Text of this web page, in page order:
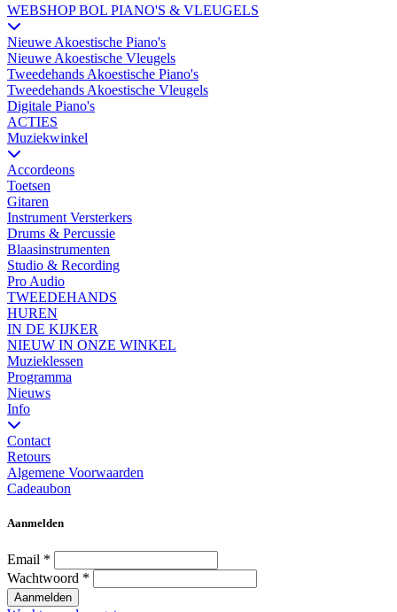
WEBSHOP BOL PIANO'S & VLEUGELS
Nieuwe Akoestische Piano's
Nieuwe Akoestische Vleugels
Tweedehands Akoestische Piano's
Tweedehands Akoestische Vleugels
Digitale Piano's
ACTIES
Muziekwinkel
Accordeons
Toetsen
Gitaren
Instrument Versterkers
Drums & Percussie
Blaasinstrumenten
Studio & Recording
Pro Audio
TWEEDEHANDS
HUREN
IN DE KIJKER
NIEUW IN ONZE WINKEL
Muzieklessen
Programma
Nieuws
Info
Contact
Retours
Algemene Voorwaarden
Cadeaubon
Aanmelden
Email *
Wachtwoord *
Aanmelden